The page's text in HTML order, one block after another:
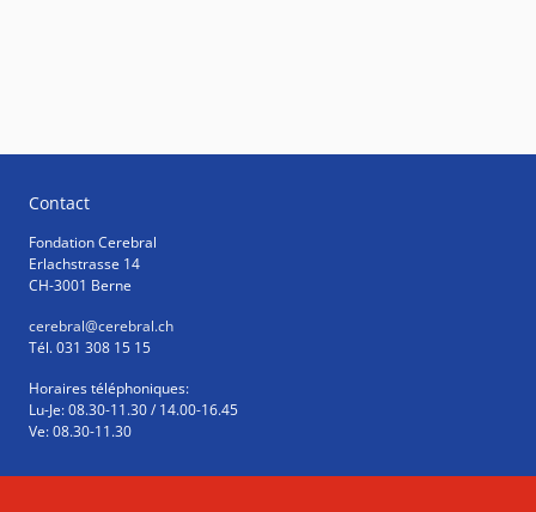
Contact
Fondation Cerebral
Erlachstrasse 14
CH-3001 Berne
cerebral@cerebral.ch
Tél. 031 308 15 15
Horaires téléphoniques:
Lu-Je: 08.30-11.30 / 14.00-16.45
Ve: 08.30-11.30